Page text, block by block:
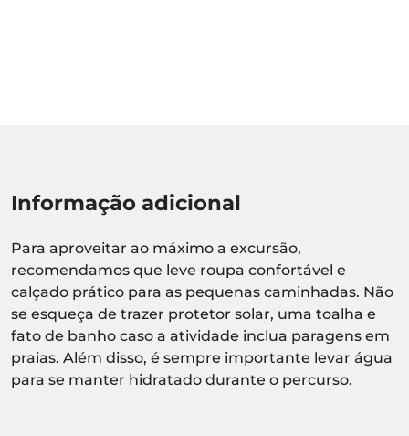
Informação adicional
Para aproveitar ao máximo a excursão,
recomendamos que leve roupa confortável e
calçado prático para as pequenas caminhadas. Não
se esqueça de trazer protetor solar, uma toalha e
fato de banho caso a atividade inclua paragens em
praias. Além disso, é sempre importante levar água
para se manter hidratado durante o percurso.